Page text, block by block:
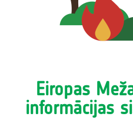
Eiropas
informācijas